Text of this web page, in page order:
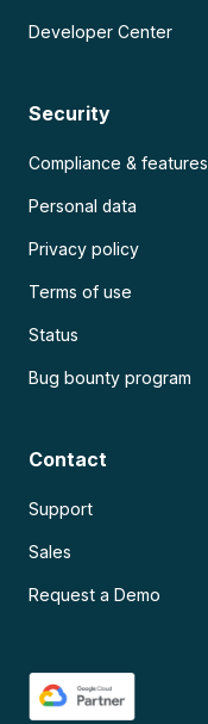
Developer Center
Security
Compliance & features
Personal data
Privacy policy
Terms of use
Status
Bug bounty program
Contact
Support
Sales
Request a Demo